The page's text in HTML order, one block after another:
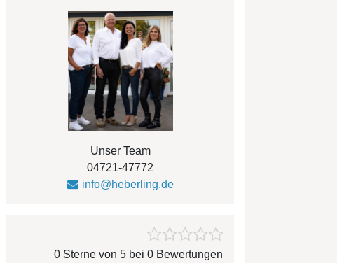
Unser Team
04721-47772
info@heberling.de
0 Sterne von 5 bei 0 Bewertungen